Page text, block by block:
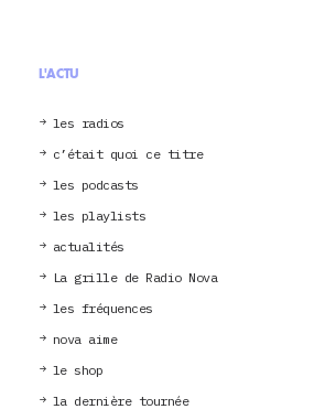
L'ACTU
les radios
c’était quoi ce titre
les podcasts
les playlists
actualités
La grille de Radio Nova
les fréquences
nova aime
le shop
la dernière tournée